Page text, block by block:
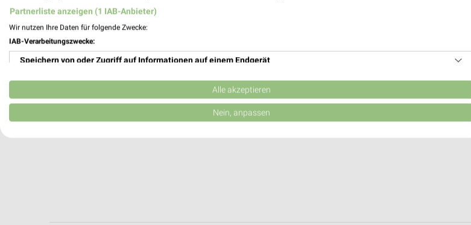
Partnerliste anzeigen (1 IAB-Anbieter)
Wir nutzen Ihre Daten für folgende Zwecke:
IAB-Verarbeitungszwecke:
Speichern von oder Zugriff auf Informationen auf einem Endgerät
Verwendung reduzierter Daten zur Auswahl von Werbeanzeigen
Erstellung von Profilen für personalisierte Werbung
Alle akzeptieren
Nein, anpassen